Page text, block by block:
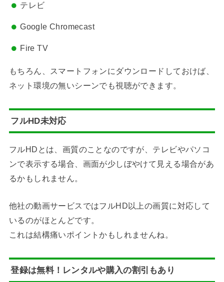
テレビ
Google Chromecast
Fire TV
もちろん、スマートフォンにダウンロードしておけば、
ネット環境の無いシーンでも視聴ができます。
フルHD未対応
フルHDとは、画質のことなのですが、テレビやパソコ
ンで表示する場合、画面が少しぼやけて見える場合があ
るかもしれません。
他社の動画サービスではフルHD以上の画質に対応して
いるのがほとんどです。
これは結構痛いポイントかもしれませんね。
登録は無料！レンタルや購入の割引もあり